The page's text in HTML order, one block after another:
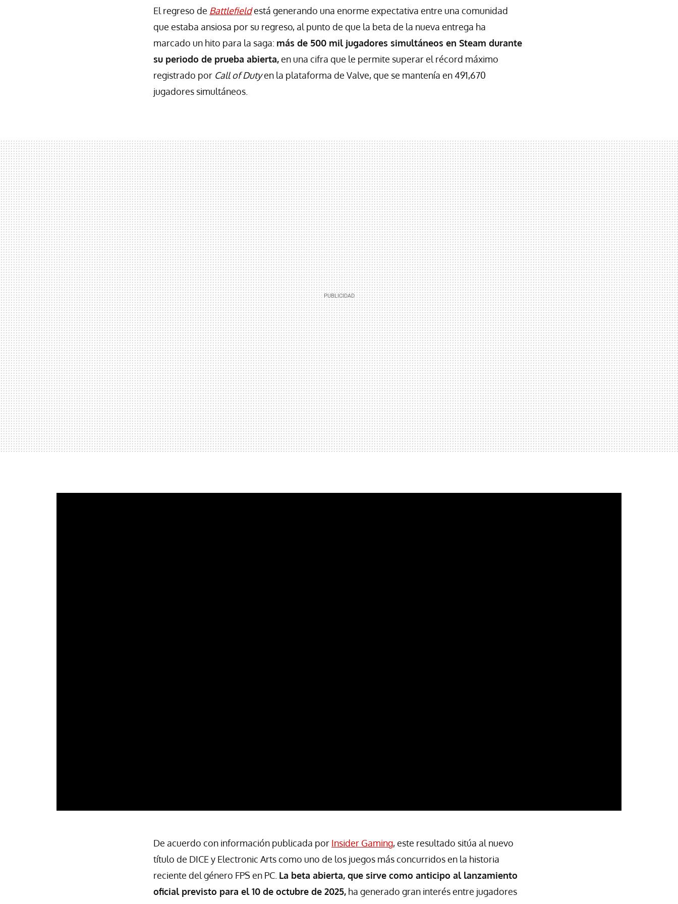
El regreso de Battlefieldestá generando una enorme expectativa entre una comunidad
que estaba ansiosa por su regreso, al punto de que la beta de la nueva entrega ha
marcado un hito para la saga: más de 500 mil jugadores simultáneos en Steam durante
su periodo de prueba abierta,en una cifra que le permite superar el récord máximo
registrado por Call of Dutyen la plataforma de Valve, que se mantenía en 491,670
jugadores simultáneos.
De acuerdo con información publicada por Insider Gaming, este resultado sitúa al nuevo
título de DICE y Electronic Arts como uno de los juegos más concurridos en la historia
reciente del género FPS en PC. La beta abierta, que sirve como anticipo al lanzamiento
oficial previsto para el 10 de octubre de 2025, ha generado gran interés entre jugadores